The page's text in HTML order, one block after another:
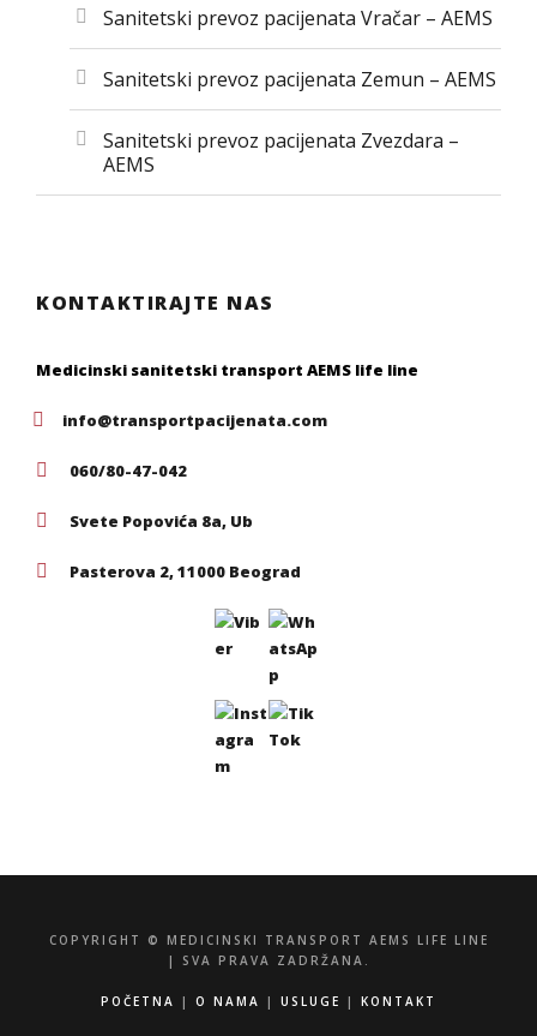
Sanitetski prevoz pacijenata Vračar – AEMS
Sanitetski prevoz pacijenata Zemun – AEMS
Sanitetski prevoz pacijenata Zvezdara –
AEMS
KONTAKTIRAJTE NAS
Medicinski sanitetski transport AEMS life line
info@transportpacijenata.com
060/80-47-042
Svete Popovića 8a, Ub
Pasterova 2, 11000 Beograd
COPYRIGHT © MEDICINSKI TRANSPORT AEMS LIFE LINE
| SVA PRAVA ZADRŽANA.
POČETNA | O NAMA | USLUGE | KONTAKT